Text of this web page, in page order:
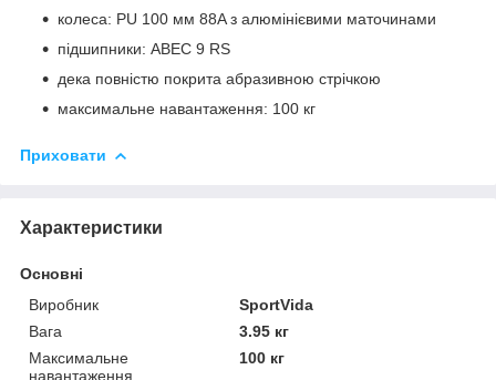
колеса: PU 100 мм 88A з алюмінієвими маточинами
підшипники: ABEC 9 RS
дека повністю покрита абразивною стрічкою
максимальне навантаження: 100 кг
Приховати
Характеристики
Основні
Виробник
SportVida
Вага
3.95 кг
Максимальне
навантаження
100 кг